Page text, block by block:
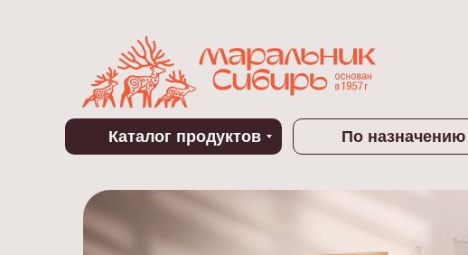
Каталог продуктов По назначению